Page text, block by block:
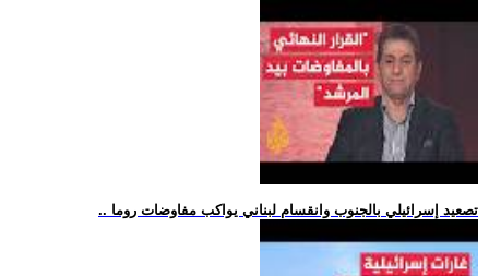
.. تصعيد إسرائيلي بالجنوب وانقسام لبناني يواكب مفاوضات روما